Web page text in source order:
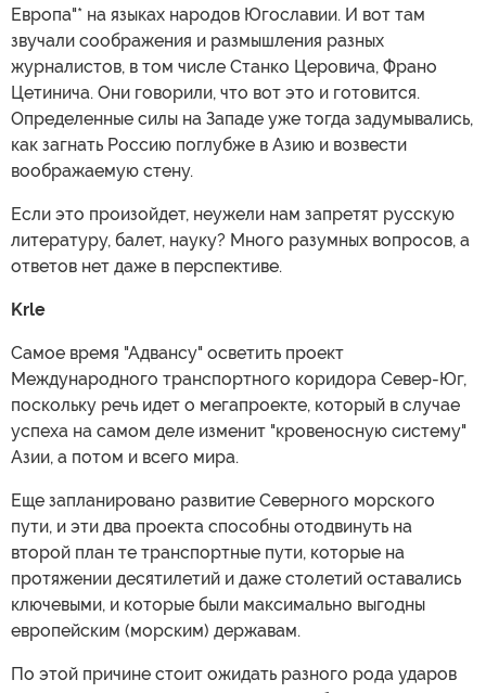
Европа"* на языках народов Югославии. И вот там
звучали соображения и размышления разных
журналистов, в том числе Станко Церовича, Франо
Цетинича. Они говорили, что вот это и готовится.
Определенные силы на Западе уже тогда задумывались,
как загнать Россию поглубже в Азию и возвести
воображаемую стену.
Если это произойдет, неужели нам запретят русскую
литературу, балет, науку? Много разумных вопросов, а
ответов нет даже в перспективе.
Krle
Самое время "Адвансу" осветить проект
Международного транспортного коридора Север-Юг,
поскольку речь идет о мегапроекте, который в случае
успеха на самом деле изменит "кровеносную систему"
Азии, а потом и всего мира.
Еще запланировано развитие Северного морского
пути, и эти два проекта способны отодвинуть на
второй план те транспортные пути, которые на
протяжении десятилетий и даже столетий оставались
ключевыми, и которые были максимально выгодны
европейским (морским) державам.
По этой причине стоит ожидать разного рода ударов